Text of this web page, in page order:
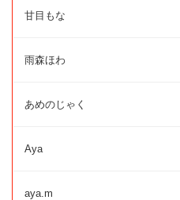
甘目もな
雨森ほわ
あめのじゃく
Aya
aya.m